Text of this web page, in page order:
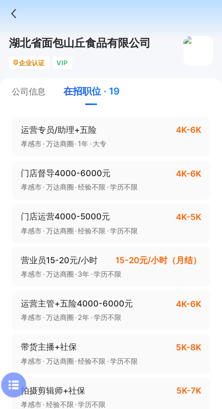
湖北省面包山丘食品有限公司
企业认证 VIP
公司信息 在招职位 · 19
运营专员/助理+五险 4K-6K
孝感市 万达商圈 1年 大专
门店督导4000-6000元 4K-6K
孝感市 万达商圈 经验不限 学历不限
门店运营4000-5000元 4K-5K
孝感市 万达商圈 经验不限 学历不限
营业员15-20元/小时 15-20元/小时（月结）
孝感市 万达商圈 3年 学历不限
运营主管+五险4000-6000元 4K-6K
孝感市 万达商圈 2年 学历不限
带货主播+社保 5K-8K
孝感市 万达商圈 经验不限 学历不限
拍摄剪辑师+社保 5K-7K
孝感市 经验不限 学历不限